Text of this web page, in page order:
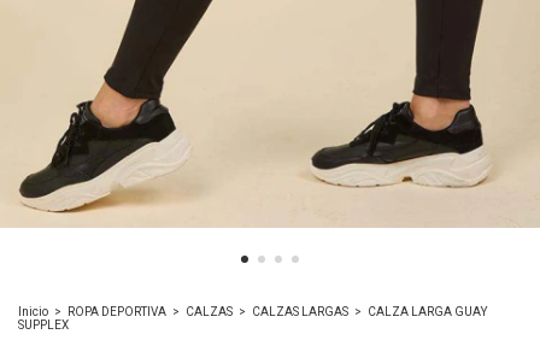
Inicio > ROPA DEPORTIVA > CALZAS > CALZAS LARGAS >
CALZA LARGA GUAY
SUPPLEX